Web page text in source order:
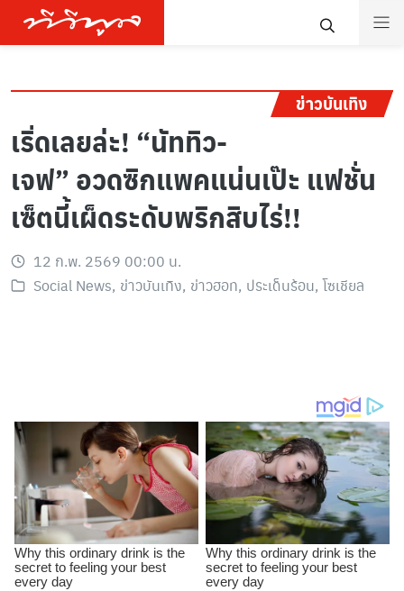
ข่าวบันเทิง
เริ่ดเลยล่ะ! “นัททิว-
เจฟ” อวดซิกแพคแน่นเป๊ะ แฟชั่น
เซ็ตนี้เผ็ดระดับพริกสิบไร่!!
12 ก.พ. 2569 00:00 น.
Social News, ข่าวบันเทิง, ข่าวฮอท, ประเด็นร้อน, โซเชียล